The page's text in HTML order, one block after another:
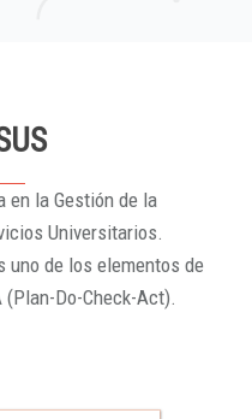
en la Gestión de la
Universitarios.
uno de los elementos de
Do-Check-Act).